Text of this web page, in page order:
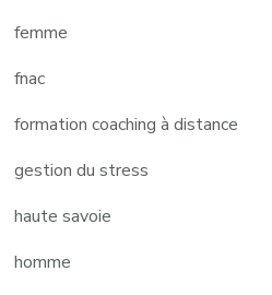
femme
fnac
formation coaching à distance
gestion du stress
haute savoie
homme